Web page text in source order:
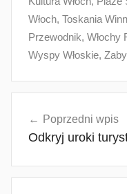
Włoch, Toskania
Przewodnik, Włochy
Wyspy Włoskie,
wpisuPoprzedni wpis
Odkryj uroki